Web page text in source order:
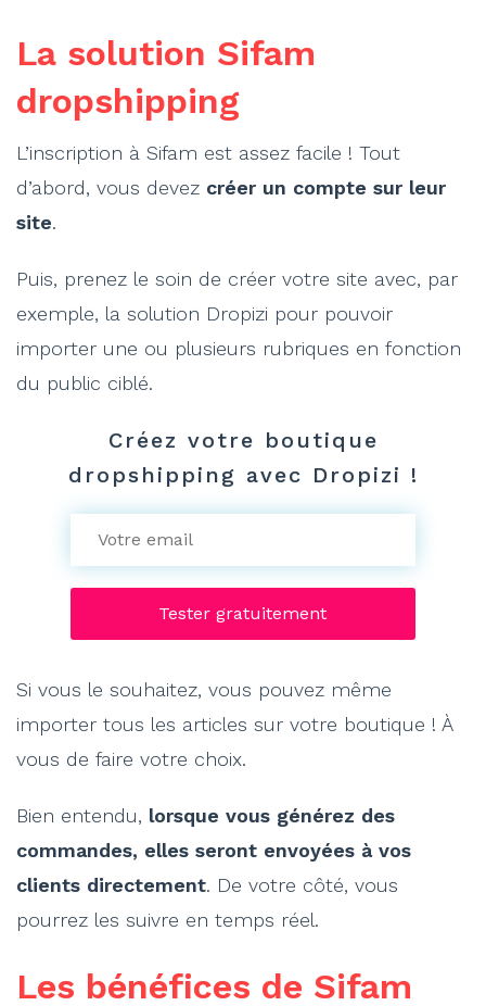
La solution Sifam
dropshipping
L’inscription à Sifam est assez facile ! Tout
d’abord, vous devez créer un compte sur leur
site.
Puis, prenez le soin de créer votre site avec, par
exemple, la solution Dropizi pour pouvoir
importer une ou plusieurs rubriques en fonction
du public ciblé.
Créez votre boutique
dropshipping avec Dropizi !
Si vous le souhaitez, vous pouvez même
importer tous les articles sur votre boutique ! À
vous de faire votre choix.
Bien entendu, lorsque vous générez des
commandes, elles seront envoyées à vos
clients directement. De votre côté, vous
pourrez les suivre en temps réel.
Les bénéfices de Sifam